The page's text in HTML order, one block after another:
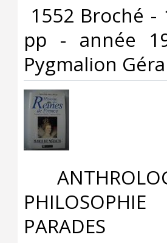
1552 Broché
pp - année
Pygmalion
PHILOSOPHIE
PARADES‎